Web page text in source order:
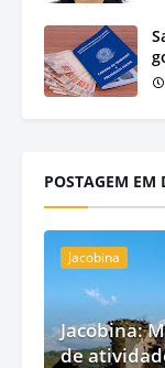
POSTAGEM EM
Jacobina
Jacobina:
de